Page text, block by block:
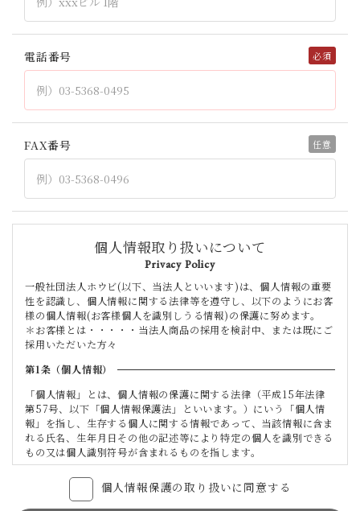
電話番号
FAX番号
個人情報取り扱いについて
Privacy Policy
一般社団法人ホウビ(以下、当法人といいます)は、個人情報の重要
性を認識し、個人情報に関する法律等を遵守し、以下のようにお客
様の個人情報(お客様個人を識別しうる情報)の保護に努めます。
＊お客様とは・・・・・当法人商品の採用を検討中、または既にご
採用いただいた方々
第1条（個人情報）
「個人情報」とは、個人情報の保護に関する法律（平成15年法律
第57号、以下「個人情報保護法」といいます。）にいう「個人情
報」を指し、生存する個人に関する情報であって、当該情報に含ま
れる氏名、生年月日その他の記述等により特定の個人を識別できる
もの又は個人識別符号が含まれるものを指します。
第2条（個人情報の取得と利用）
当法人は、以下の目的に必要な範囲で、ご本人の個⼈情報を取得
個人情報保護の取り扱いに同意する